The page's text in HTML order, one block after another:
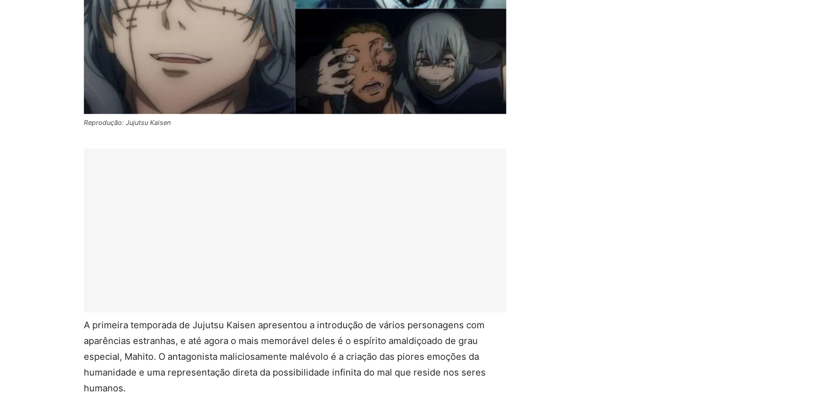
Reprodução: Jujutsu Kaisen
A primeira temporada de Jujutsu Kaisen apresentou a introdução de vários personagens com
aparências estranhas, e até agora o mais memorável deles é o espírito amaldiçoado de grau
especial, Mahito. O antagonista maliciosamente malévolo é a criação das piores emoções da
humanidade e uma representação direta da possibilidade infinita do mal que reside nos seres
humanos.